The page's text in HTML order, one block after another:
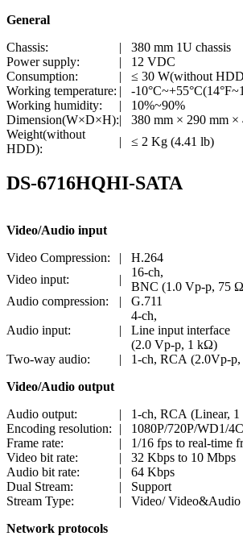
General
Chassis:
|
380 mm 1U chassis
Power supply:
|
12 VDC
Consumption:
|
≤ 30 W(without
Working temperature: |
-
Working humidity:
|
10%~90%
Dimension(W×D×H):|
380 mm × 290 mm ×
Weight(without
HDD):
| ≤ 2 Kg (4.41 lb)
DS-6716HQHI-SATA
Video/Audio input
Video Compression:
|
H.264
Video input:
|
16-ch,
BNC (1.0 Vp-p, 75
Audio compression:
| G.711
Audio input: |
4-ch,
Line input interface
(2.0 Vp-p, 1 kΩ)
Two-way audio:
|
1-ch, RCA (2.0Vp-
Video/Audio output
Audio output:
|
1-ch, RCA (Linear,
Encoding resolution:
|
1080P/720P/WD1/
Frame rate:
|
1/16 fps to real-time
Video bit rate:
|
32 Kbps to 10 Mbps
Audio bit rate:
|
64 Kbps
Dual Stream:
|
Support
Stream Type:
|
Video/ Video&Audio
Network protocols